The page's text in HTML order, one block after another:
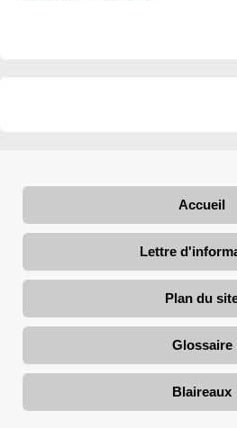
Accueil
Lettre
Plan du
Glossaire
Blaireaux